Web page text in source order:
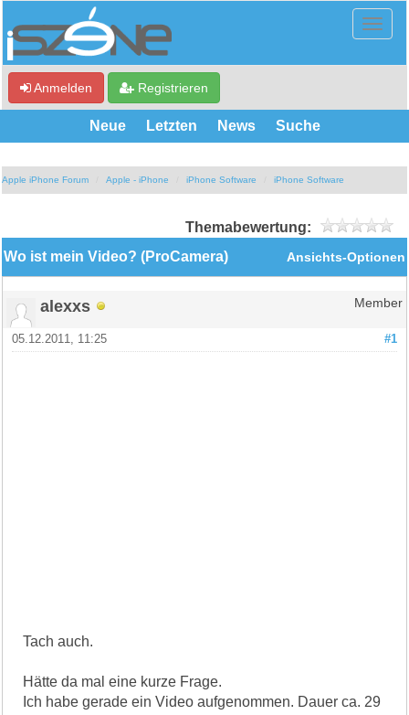
Anmelden Registrieren
Neue Letzten News Suche
Apple iPhone Forum Apple - iPhone iPhone Software iPhone Software
Themabewertung:
Ansichts-Optionen
Wo ist mein Video? (ProCamera)
alexxs Member
#1
05.12.2011, 11:25
Tach auch.
Hätte da mal eine kurze Frage.
Ich habe gerade ein Video aufgenommen. Dauer ca. 29